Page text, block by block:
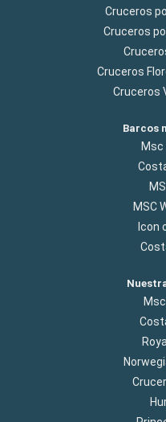
Cruceros
Cruceros
Cruceros
Cruceros
Barcos
Msc
MSC
Icon